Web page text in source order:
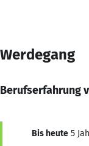
Werdegang
Berufserfahrung
Bis heute 5